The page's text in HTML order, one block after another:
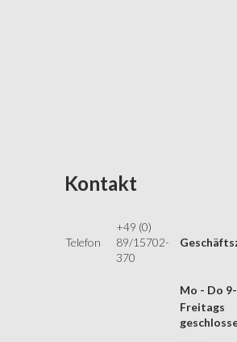
Kontakt
Telefon
+49 (0)
89/15702-
370
Mo - Do
Freitags